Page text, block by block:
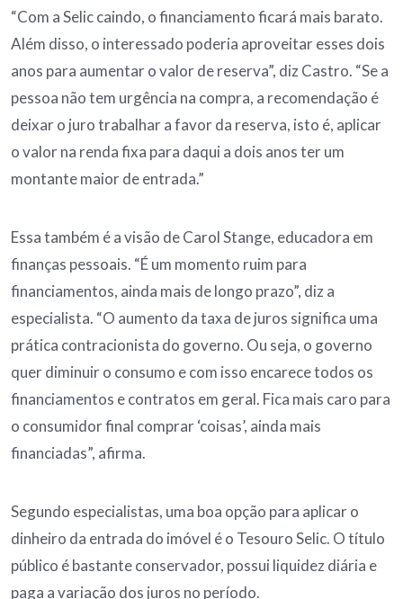
“Com a Selic caindo, o financiamento ficará mais barato.
Além disso, o interessado poderia aproveitar esses dois
anos para aumentar o valor de reserva”, diz Castro. “Se a
pessoa não tem urgência na compra, a recomendação é
deixar o juro trabalhar a favor da reserva, isto é, aplicar
o valor na renda fixa para daqui a dois anos ter um
montante maior de entrada.”
Essa também é a visão de Carol Stange, educadora em
finanças pessoais. “É um momento ruim para
financiamentos, ainda mais de longo prazo”, diz a
especialista. “O aumento da taxa de juros significa uma
prática contracionista do governo. Ou seja, o governo
quer diminuir o consumo e com isso encarece todos os
financiamentos e contratos em geral. Fica mais caro para
o consumidor final comprar ‘coisas’, ainda mais
financiadas”, afirma.
Segundo especialistas, uma boa opção para aplicar o
dinheiro da entrada do imóvel é o Tesouro Selic. O título
público é bastante conservador, possui liquidez diária e
paga a variação dos juros no período.